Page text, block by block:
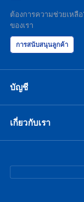
ต้องการความช่วยเหลื
ของเรา
การสนับสนุนลูกค้า
บัญชี
เกี่ยวกับเรา